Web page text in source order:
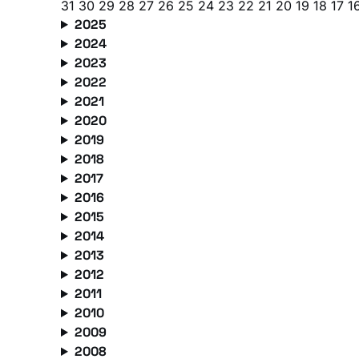
31 30 29 28 27 26 25 24 23 22 21 20 19 18 17
2025
2024
2023
2022
2021
2020
2019
2018
2017
2016
2015
2014
2013
2012
2011
2010
2009
2008